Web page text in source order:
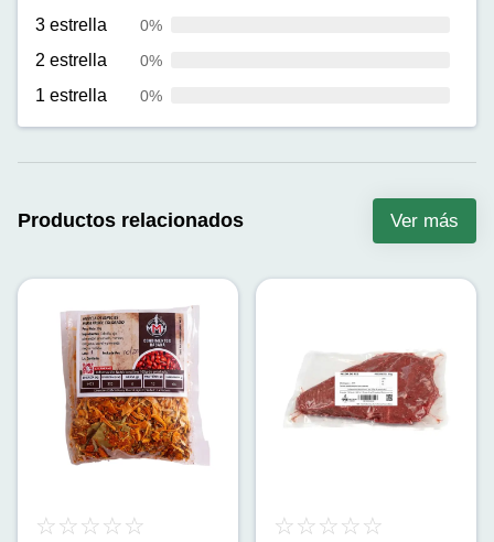
3 estrella 0%
2 estrella 0%
1 estrella 0%
Productos relacionados Ver más